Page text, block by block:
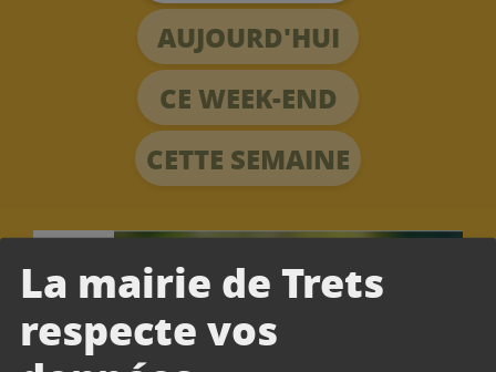
La mairie de Trets
respecte vos
AUJOURD'HUI
CE WEEK-END
CETTE SEMAINE